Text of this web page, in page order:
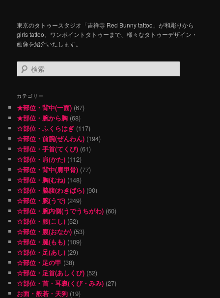
東京のタトゥースタジオ「吉祥寺 Red Bunny tattoo」が和彫りから
girls tattoo、ワンポイントタトゥーまで、様々なタトゥーデザイン・
画像を紹介いたします。
検
索
カテゴリー
★部位・背中(一面) (67)
★部位・腕から胸 (68)
☆部位・ふくらはぎ (117)
☆部位・前腕(ぜんわん) (194)
☆部位・手首(てくび) (61)
☆部位・肩(かた) (112)
☆部位・背中(肩甲骨) (77)
☆部位・胸(むね) (148)
☆部位・脇腹(わきばら) (90)
☆部位・腕(うで) (249)
☆部位・腕内側(うでうちがわ) (60)
☆部位・腰(こし) (52)
☆部位・腹(おなか) (53)
☆部位・腿(もも) (109)
☆部位・足(あし) (29)
☆部位・足の甲 (38)
☆部位・足首(あしくび) (52)
☆部位・首・耳裏(くび・みみ) (27)
お面・般若・天狗 (19)